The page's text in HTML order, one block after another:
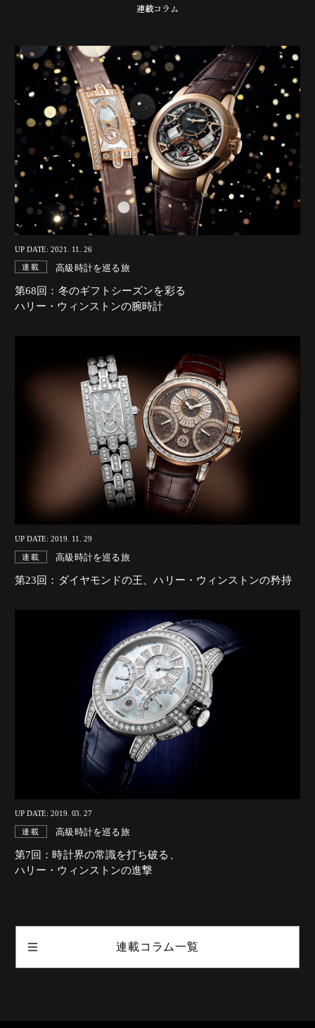
連載コラム
UP DATE: 2021. 11. 26
連載 高級時計を巡る旅
第68回：冬のギフトシーズンを彩る
ハリー・ウィンストンの腕時計
UP DATE: 2019. 11. 29
連載 高級時計を巡る旅
第23回：ダイヤモンドの王、ハリー・ウィンストンの矜持
UP DATE: 2019. 03. 27
連載 高級時計を巡る旅
第7回：時計界の常識を打ち破る、
ハリー・ウィンストンの進撃
連載コラム一覧